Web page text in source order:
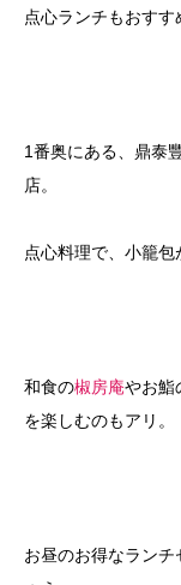
点心ランチもおすす
1番奥にある、鼎泰
店。
点心料理で、小籠包
和食の椒房庵やお鮨
を楽しむのもアリ。
お昼のお得なラン